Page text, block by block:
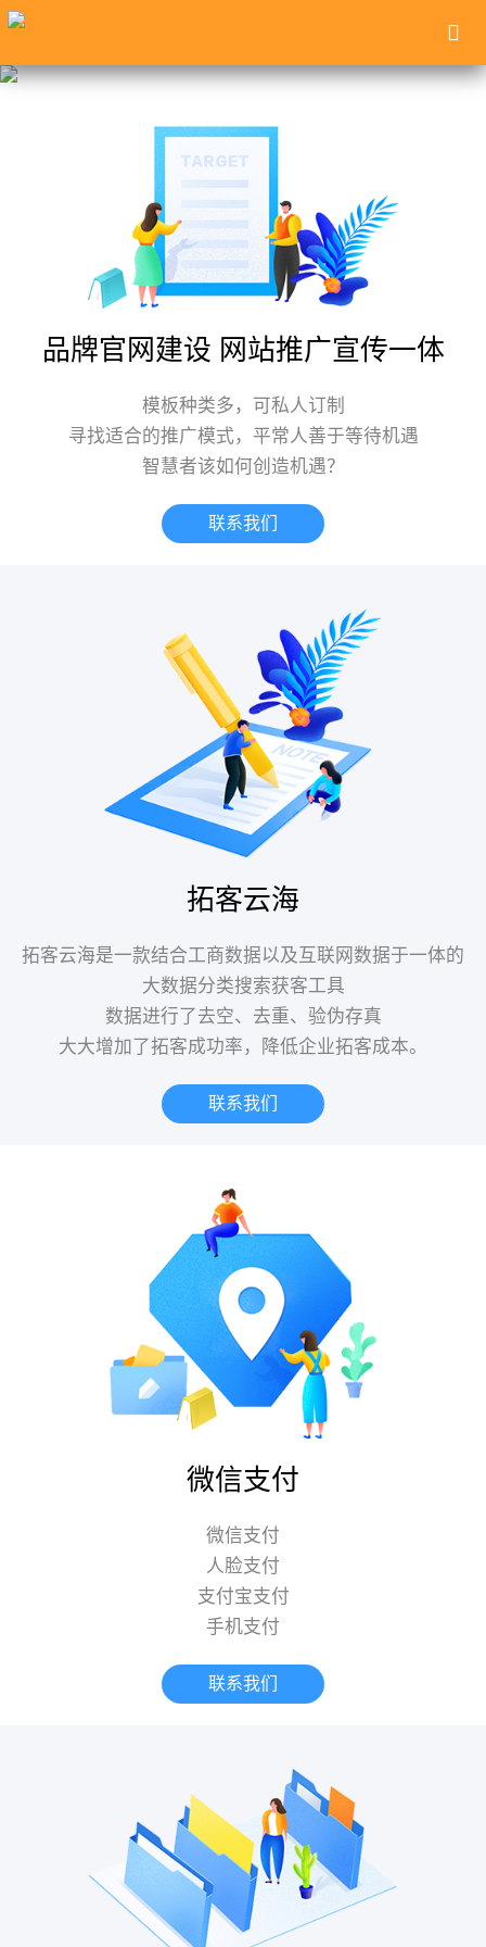
品牌官网建设 网站推广宣传一体
模板种类多，可私人订制
寻找适合的推广模式，平常人善于等待机遇
智慧者该如何创造机遇？
联系我们
拓客云海
拓客云海是一款结合工商数据以及互联网数据于一体的
大数据分类搜索获客工具
数据进行了去空、去重、验伪存真
大大增加了拓客成功率，降低企业拓客成本。
联系我们
微信支付
微信支付
人脸支付
支付宝支付
手机支付
联系我们